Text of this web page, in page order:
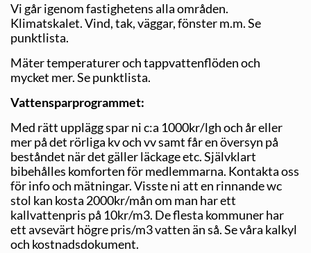
Vi går igenom fastighetens alla områden.
Klimatskalet. Vind, tak, väggar, fönster m.m. Se
punktlista.
Mäter temperaturer och tappvattenflöden och
mycket mer. Se punktlista.
Vattensparprogrammet:
Med rätt upplägg spar ni c:a 1000kr/lgh och år eller
mer på det rörliga kv och vv samt får en översyn på
beståndet när det gäller läckage etc. Självklart
bibehålles komforten för medlemmarna. Kontakta oss
för info och mätningar. Visste ni att en rinnande wc
stol kan kosta 2000kr/mån om man har ett
kallvattenpris på 10kr/m3. De flesta kommuner har
ett avsevärt högre pris/m3 vatten än så. Se våra kalkyl
och kostnadsdokument.